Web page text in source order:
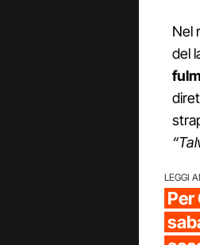
Nel
del
LEGGI
Per